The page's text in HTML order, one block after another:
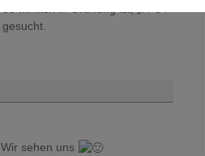
wirklich in Ordnung ist, „f r e i
sehen uns